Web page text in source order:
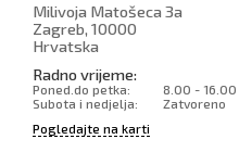
Milivoja Matošeca 3a
Zagreb, 10000
Hrvatska
Radno vrijeme:
Poned.do petka:
8.00 - 16.00
Subota i nedjelja:
Zatvoreno
Pogledajte na karti